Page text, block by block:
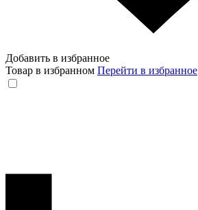
Добавить в избранное
Товар в избранном Перейти в избранное